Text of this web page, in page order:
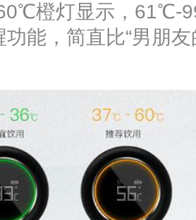
橙灯显示，61℃-
能，简直比“男朋